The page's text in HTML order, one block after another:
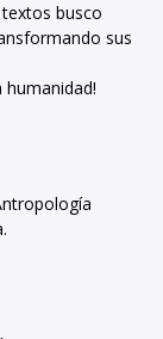
busco
sus
humanidad!